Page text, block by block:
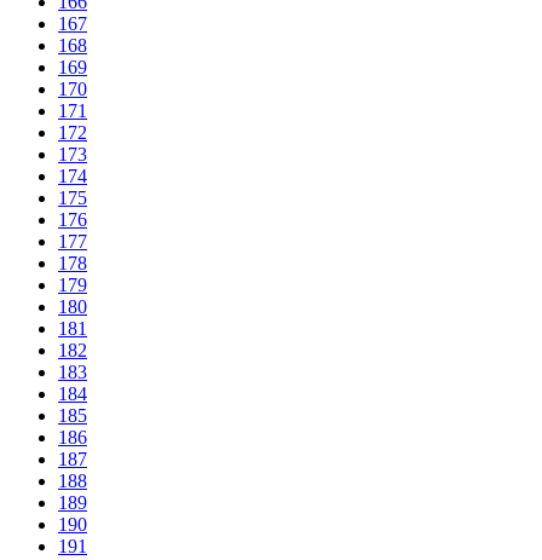
167
168
169
170
171
172
173
174
175
176
177
178
179
180
181
182
183
184
185
186
187
188
189
190
191